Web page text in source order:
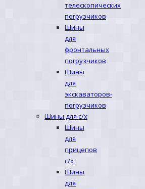
телескопических
погрузчиков
Шины
для
фронтальных
погрузчиков
Шины
для
экскаваторов-
погрузчиков
Шины для с/х
Шины
для
прицепов
с/х
Шины
для